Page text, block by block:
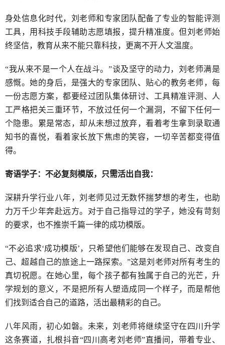
身处信息化时代，刘老师和专家团队配备了专业的智能评测
工具，用科技手段辅助志愿填报，提升精准度。但刘老师始
终坚信，教育从来不能只靠科技，更离不开人文温度。
“我从来不是一个人在战斗。”谈及坚守的动力，刘老师满是
感慨。她的身后，是强大的专家团队、贴心的教务老师，每
一份志愿方案，都要经过团队集体研讨、工具精准评测、人
工严格把关三重环节，不放过任何一个漏洞，不留下任何一
个隐患。累是常态，却从未想过放弃，看着考生拿到录取通
知书的喜悦，看着家长放下焦虑的笑容，一切辛苦都变得值
得。
寄语学子：不必复刻模版，只需活出自我：
深耕升学行业八年，刘老师见过无数怀揣梦想的考生，也助
力万千少年奔赴远方。对于自己指导过的学子，她没有苛刻
的要求，也不推崇千篇一律的成功模版。
“不必追求‘成功模版’，只希望他们能够在发现自己、改变自
己、超越自己的旅途上一路探索。”这是刘老师对所有考生的
真切祝愿。在她心里，每个孩子都有独属于自己的光芒，升
学规划的意义，不是把所有人塑造成同一个样子，而是帮他
们找到适合自己的道路，活出最精彩的自己。
八年风雨，初心如磐。未来，刘老师将继续坚守在四川升学
这条赛道，扎根抖音“四川高考刘老师”直播间，带着专业、